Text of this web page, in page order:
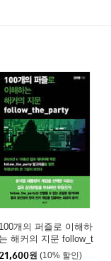
서 뚫는 것이 아니다
안보 수사…144
가능” …152
보안점검을 거부했나
의 진실…166
네수엘라가 보여준 같
의혹의 해부…176
긴 교훈…187
기화와 한국의 연결
장악의 패턴…201
100개의 퍼즐로 이해하
는 해커의 지문 follow_t
he_party
21,600원 (10% 할인)